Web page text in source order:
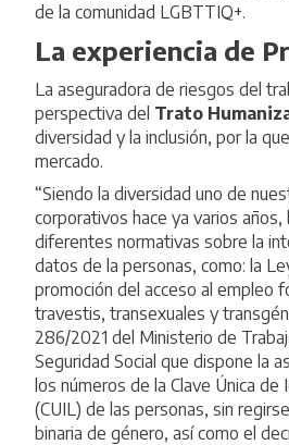
de la comunidad LGBTTIQ+.
La experiencia de
La aseguradora de riesgos del
perspectiva del Trato
diversidad y la inclusión, por la
mercado.
“Siendo la diversidad uno de
corporativos hace ya varios
diferentes normativas sobre la
datos de la personas, como: la
promoción del acceso al empleo
travestis, transexuales y
286/2021 del Ministerio de
Seguridad Social que dispone la
los números de la Clave Única de
(CUIL) de las personas, sin
binaria de género, así como el